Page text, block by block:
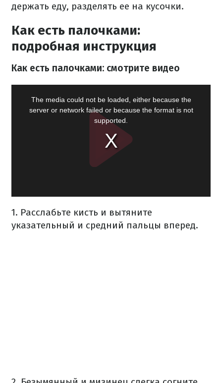
держать еду, разделять ее на кусочки.
Как есть палочками:
подробная инструкция
Как есть палочками: смотрите видео
1. Расслабьте кисть и вытяните
указательный и средний пальцы вперед.